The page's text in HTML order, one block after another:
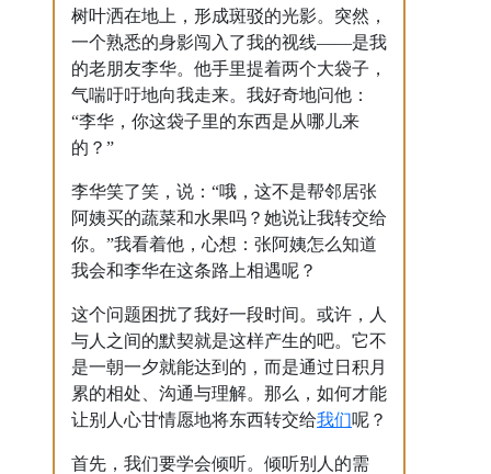
树叶洒在地上，形成斑驳的光影。突然，
一个熟悉的身影闯入了我的视线——是我
的老朋友李华。他手里提着两个大袋子，
气喘吁吁地向我走来。我好奇地问他：
“李华，你这袋子里的东西是从哪儿来
的？”
李华笑了笑，说：“哦，这不是帮邻居张
阿姨买的蔬菜和水果吗？她说让我转交给
你。”我看着他，心想：张阿姨怎么知道
我会和李华在这条路上相遇呢？
这个问题困扰了我好一段时间。或许，人
与人之间的默契就是这样产生的吧。它不
是一朝一夕就能达到的，而是通过日积月
累的相处、沟通与理解。那么，如何才能
让别人心甘情愿地将东西转交给我们呢？
首先，我们要学会倾听。倾听别人的需